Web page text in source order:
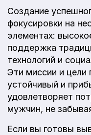
Создание
фокусировки на
элементах:
поддержка
технологий и
Эти миссии и цели
устойчивый и
удовлетворяет
мужчин, не
Если вы готовы